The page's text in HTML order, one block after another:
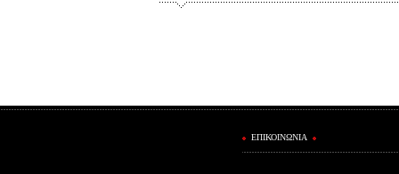
ΕΠΙΚΟΙΝΩΝΙΑ